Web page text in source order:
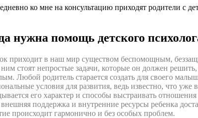
ко мне на консультацию приходят родители с
нужна помощь детского
приходит в наш мир существом беспомощным,
стоят непростые задачи, которые он должен
Любой родитель старается создать для своего
условия для развития, ведь известно, что уже
его характер и способы выстраивать
поддержка и внутренние ресурсы ребенка
происходит гармонично и без особых проблем.